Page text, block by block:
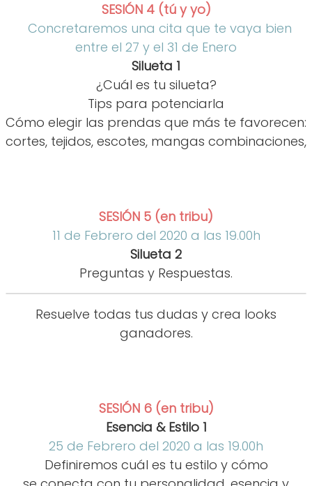
SESIÓN 4 (tú y yo)
Concretaremos una cita que te vaya bien
entre el 27 y el 31 de Enero
Silueta 1
¿Cuál es tu silueta?
Tips para potenciarla
Cómo elegir las prendas que más te favorecen:
cortes, tejidos, escotes, mangas combinaciones,
SESIÓN 5 (en tribu)
11 de Febrero del 2020 a las 19.00h
Silueta 2
Preguntas y Respuestas.
Resuelve todas tus dudas y crea looks
ganadores.
SESIÓN 6 (en tribu)
Esencia & Estilo 1
25 de Febrero del 2020 a las 19.00h
Definiremos cuál es tu estilo y cómo